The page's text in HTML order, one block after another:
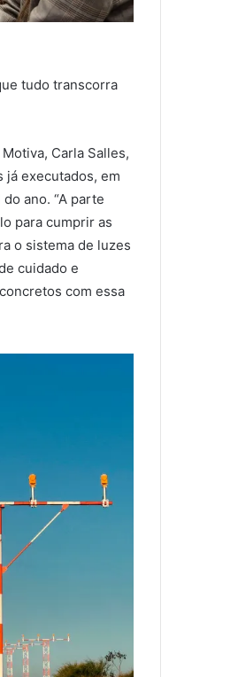
tudo transcorra
Carla Salles,
já executados, em
ano. “A parte
para cumprir as
o sistema de luzes
cuidado e
com essa